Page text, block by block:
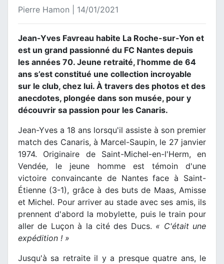
Pierre Hamon | 14/01/2021
Jean-Yves Favreau habite La Roche-sur-Yon et
est un grand passionné du FC Nantes depuis
les années 70. Jeune retraité, l’homme de 64
ans s’est constitué une collection incroyable
sur le club, chez lui. À travers des photos et des
anecdotes, plongée dans son musée, pour y
découvrir sa passion pour les Canaris.
Jean-Yves a 18 ans lorsqu'il assiste à son premier
match des Canaris, à Marcel-Saupin, le 27 janvier
1974. Originaire de Saint-Michel-en-l'Herm, en
Vendée, le jeune homme est témoin d'une
victoire convaincante de Nantes face à Saint-
Étienne (3-1), grâce à des buts de Maas, Amisse
et Michel. Pour arriver au stade avec ses amis, ils
prennent d'abord la mobylette, puis le train pour
aller de Luçon à la cité des Ducs. « C'était une
expédition ! »
Jusqu'à sa retraite il y a presque quatre ans, le